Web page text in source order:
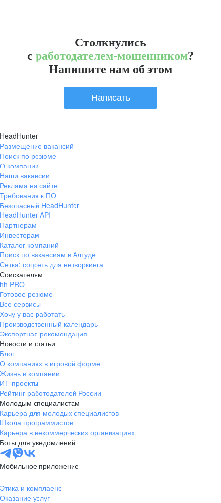
Столкнулись
с работодателем-мошенником?
Напишите нам об этом
Написать
HeadHunter
Размещение вакансий
Поиск по резюме
О компании
Наши вакансии
Реклама на сайте
Требования к ПО
Безопасный HeadHunter
HeadHunter API
Партнерам
Инвесторам
Каталог компаний
Поиск по вакансиям в Алтуде
Сетка: соцсеть для нетворкинга
Соискателям
hh PRO
Готовое резюме
Все сервисы
Хочу у вас работать
Производственный календарь
Экспертная рекомендация
Новости и статьи
Блог
О компаниях в игровой форме
Жизнь в компании
ИТ-проекты
Рейтинг работодателей России
Молодым специалистам
Карьера для молодых специалистов
Школа программистов
Карьера в некоммерческих организациях
Боты для уведомлений
Мобильное приложение
Этика и комплаенс
Оказание услуг